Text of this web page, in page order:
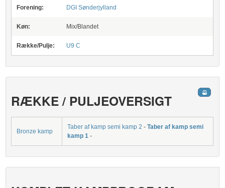
Forening: DGI Sønderjylland
Køn: Mix/Blandet
Række/Pulje: U9 C
RÆKKE / PULJEOVERSIGT
Bronze kamp
Taber af kamp semi kamp 2 -Taber af kamp semi
kamp 1 -